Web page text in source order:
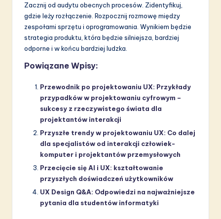
Zacznij od audytu obecnych procesów. Zidentyfikuj,
gdzie leży rozłączenie. Rozpocznij rozmowę między
zespołami sprzętu i oprogramowania. Wynikiem będzie
strategia produktu, która będzie silniejsza, bardziej
odporne i w końcu bardziej ludzka.
Powiązane Wpisy:
Przewodnik po projektowaniu UX: Przykłady
przypadków w projektowaniu cyfrowym –
sukcesy z rzeczywistego świata dla
projektantów interakcji
Przyszłe trendy w projektowaniu UX: Co dalej
dla specjalistów od interakcji człowiek-
komputer i projektantów przemysłowych
Przecięcie się AI i UX: kształtowanie
przyszłych doświadczeń użytkowników
UX Design Q&A: Odpowiedzi na najważniejsze
pytania dla studentów informatyki